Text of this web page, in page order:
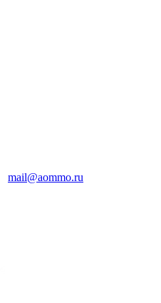
mail@aommo.ru